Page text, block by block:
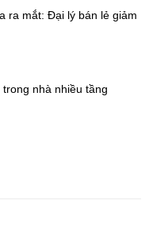
ra mắt: Đại lý bán lẻ giảm
nhà nhiều tầng